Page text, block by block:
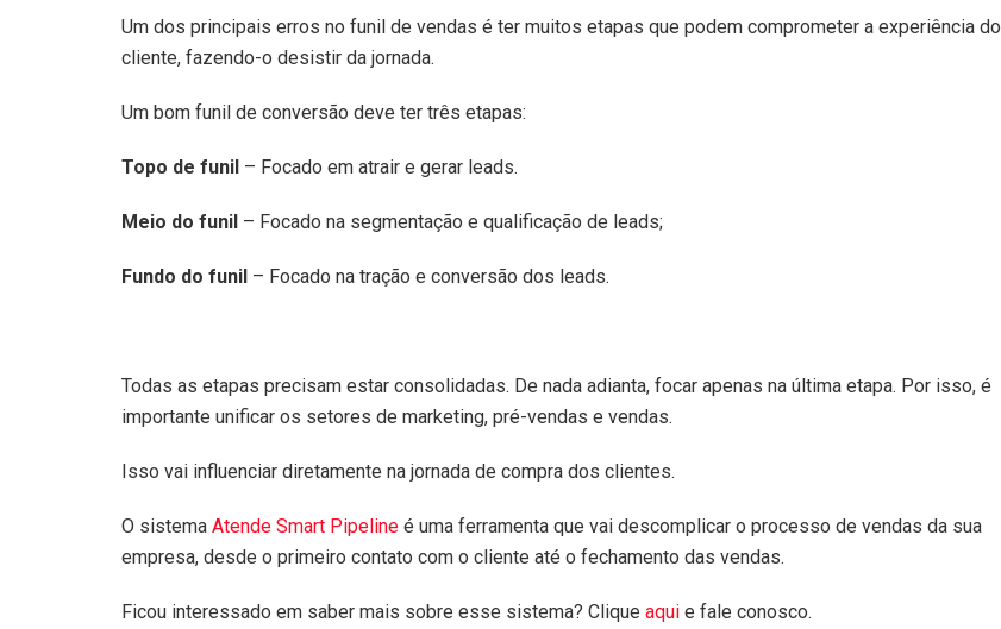
Um dos principais erros no funil de vendas é ter muitos etapas que podem comprometer a experiência do
cliente, fazendo-o desistir da jornada.
Um bom funil de conversão deve ter três etapas:
Topo de funil – Focado em atrair e gerar leads.
Meio do funil – Focado na segmentação e qualificação de leads;
Fundo do funil – Focado na tração e conversão dos leads.
Todas as etapas precisam estar consolidadas. De nada adianta, focar apenas na última etapa. Por isso, é
importante unificar os setores de marketing, pré-vendas e vendas.
Isso vai influenciar diretamente na jornada de compra dos clientes.
O sistema Atende Smart Pipeline é uma ferramenta que vai descomplicar o processo de vendas da sua
empresa, desde o primeiro contato com o cliente até o fechamento das vendas.
Ficou interessado em saber mais sobre esse sistema? Clique aqui e fale conosco.